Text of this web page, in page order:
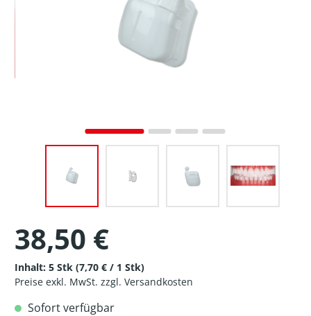
38,50 €
Inhalt: 5 Stk (7,70 € / 1 Stk)
Preise exkl. MwSt. zzgl. Versandkosten
Sofort verfügbar